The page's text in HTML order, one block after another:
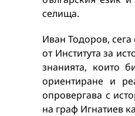
селища.
Иван Тодоров,
от Института за
знанията, които
ориентиране и
опровергава с
на граф Игнатиев